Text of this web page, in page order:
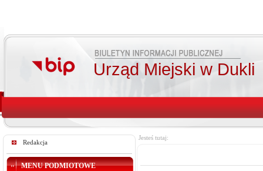
Urząd Miejski w Dukli
Redakcja
MENU PODMIOTOWE
Jesteś tutaj: